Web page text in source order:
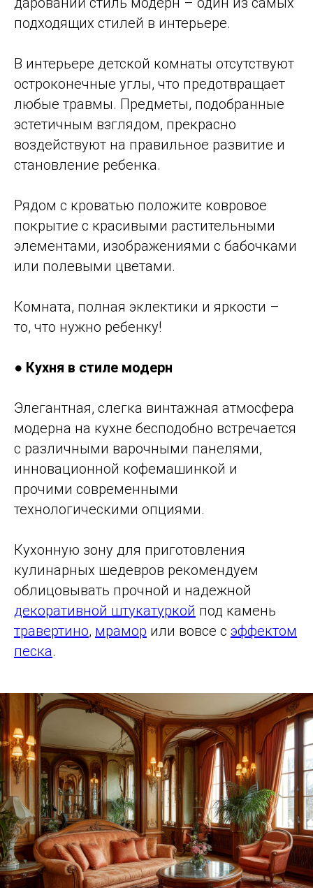
подходящих стилей в интерьере.
В интерьере детской комнаты отсутствуют
остроконечные углы, что предотвращает
любые травмы. Предметы, подобранные
эстетичным взглядом, прекрасно
воздействуют на правильное развитие и
становление ребенка.
Рядом с кроватью положите ковровое
покрытие с красивыми растительными
элементами, изображениями с бабочками
или полевыми цветами.
Комната, полная эклектики и яркости –
то, что нужно ребенку!
● Кухня в стиле модерн
Элегантная, слегка винтажная атмосфера
модерна на кухне бесподобно встречается
с различными варочными панелями,
инновационной кофемашинкой и
прочими современными
технологическими опциями.
Кухонную зону для приготовления
кулинарных шедевров рекомендуем
облицовывать прочной и надежной
декоративной штукатуркой под камень
травертино, мрамор или вовсе с эффектом
песка.